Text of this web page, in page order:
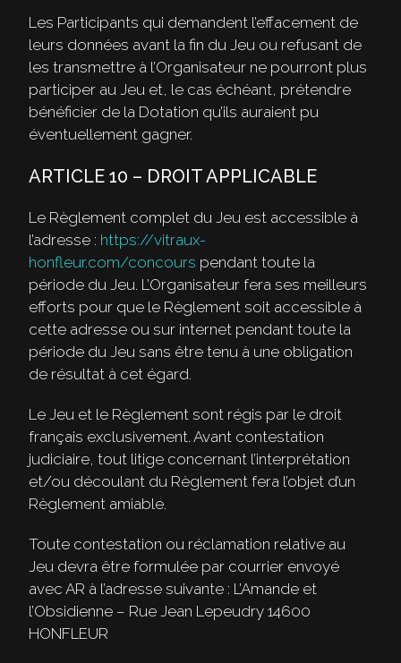
Les Participants qui demandent l’effacement de
leurs données avant la fin du Jeu ou refusant de
les transmettre à l’Organisateur ne pourront plus
participer au Jeu et, le cas échéant, prétendre
bénéficier de la Dotation qu’ils auraient pu
éventuellement gagner.
ARTICLE 10 – DROIT APPLICABLE
Le Règlement complet du Jeu est accessible à
l’adresse : https://vitraux-
honfleur.com/concours pendant toute la
période du Jeu. L’Organisateur fera ses meilleurs
efforts pour que le Règlement soit accessible à
cette adresse ou sur internet pendant toute la
période du Jeu sans être tenu à une obligation
de résultat à cet égard.
Le Jeu et le Règlement sont régis par le droit
français exclusivement. Avant contestation
judiciaire, tout litige concernant l’interprétation
et/ou découlant du Règlement fera l’objet d’un
Règlement amiable.
Toute contestation ou réclamation relative au
Jeu devra être formulée par courrier envoyé
avec AR à l’adresse suivante : L’Amande et
l’Obsidienne – Rue Jean Lepeudry 14600
HONFLEUR